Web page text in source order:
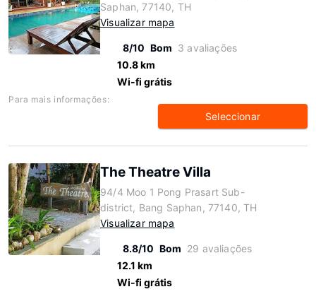
Saphan, 77140, TH
Visualizar mapa
8/10 Bom 3 avaliações
10.8 km
Wi-fi grátis
Para mais informações:
Seleccionar
The Theatre Villa
94/4 Moo 1 Pong Prasart Sub-
district, Bang Saphan, 77140, TH
Visualizar mapa
8.8/10 Bom 29 avaliações
12.1 km
Wi-fi grátis